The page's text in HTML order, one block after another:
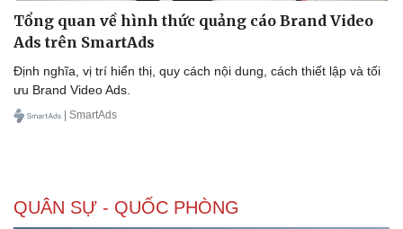
Doanh nghiệp
Thông tin doanh nghiệp
Doanh nghiệp 24h
Tổng quan về hình thức quảng cáo Brand Video
Ads trên SmartAds
Định nghĩa, vị trí hiển thị, quy cách nội dung, cách thiết lập và tối
ưu Brand Video Ads.
| SmartAds
QUÂN SỰ - QUỐC PHÒNG